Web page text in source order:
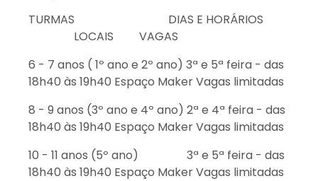
TURMAS DIAS E HORÁRIOS
LOCAIS VAGAS
6 - 7 anos ( 1º ano e 2º ano) 3ª e 5ª feira - das
18h40 às 19h40 Espaço Maker Vagas limitadas
8 - 9 anos (3º ano e 4º ano) 2ª e 4ª feira - das
18h40 às 19h40 Espaço Maker Vagas limitadas
10 - 11 anos (5º ano) 3ª e 5ª feira - das
18h40 às 19h40 Espaço Maker Vagas limitadas